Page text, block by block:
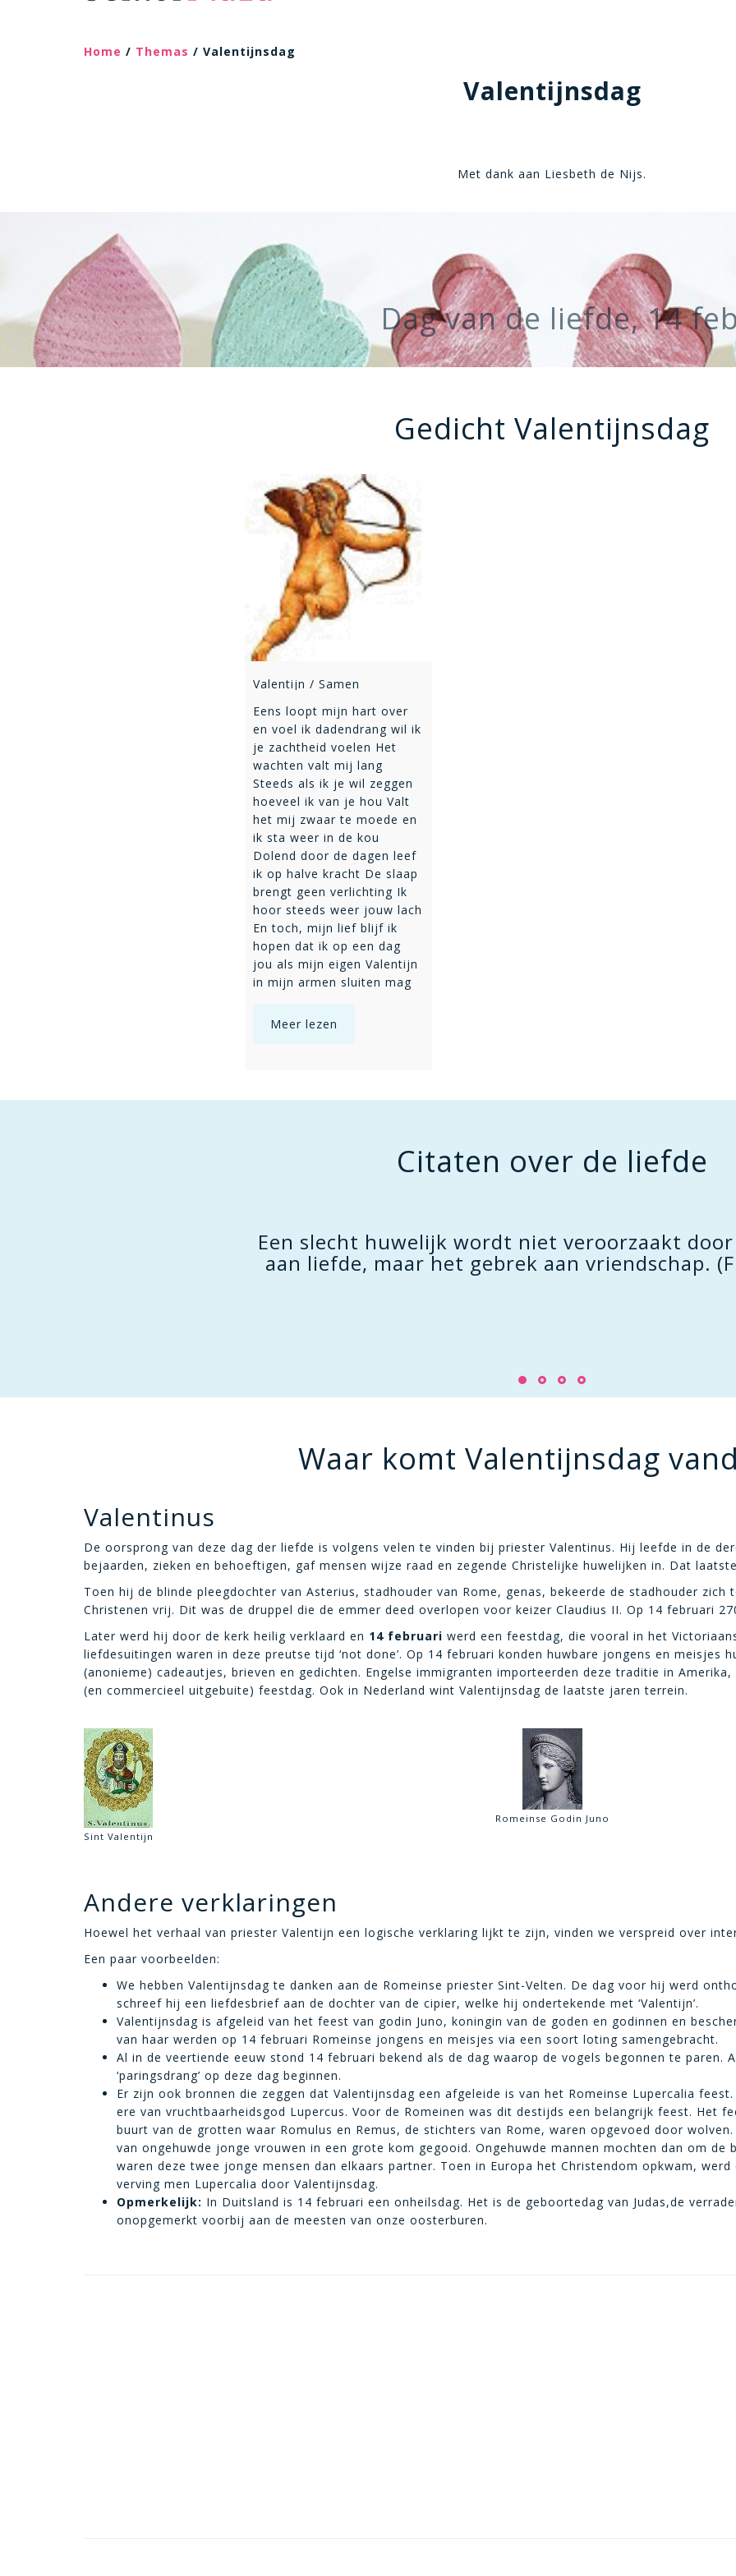
Home / Themas / Valentijnsdag
Valentijnsdag
Met dank aan Liesbeth de Nijs.
Dag van de liefde, 14
Gedicht Valentijnsdag
Valentijn / Samen
Eens loopt mijn hart over
en voel ik dadendrang wil ik
je zachtheid voelen Het
wachten valt mij lang
Steeds als ik je wil zeggen
hoeveel ik van je hou Valt
het mij zwaar te moede en
ik sta weer in de kou
Dolend door de dagen leef
ik op halve kracht De slaap
brengt geen verlichting Ik
hoor steeds weer jouw lach
En toch, mijn lief blijf ik
hopen dat ik op een dag
jou als mijn eigen Valentijn
in mijn armen sluiten mag
Meer lezen
Citaten over de liefde
Een slecht huwelijk wordt niet veroorzaakt
aan liefde, maar het gebrek aan vriendschap.
Waar komt Valentijnsdag
Valentinus
De oorsprong van deze dag der liefde is volgens velen te vinden bij priester Valentinus. Hij leefde in de
bejaarden, zieken en behoeftigen, gaf mensen wijze raad en zegende Christelijke huwelijken in. Dat
Toen hij de blinde pleegdochter van Asterius, stadhouder van Rome, genas, bekeerde de stadhouder
Christenen vrij. Dit was de druppel die de emmer deed overlopen voor keizer Claudius II. Op 14 februari
Later werd hij door de kerk heilig verklaard en 14 februari werd een feestdag, die vooral in het
liefdesuitingen waren in deze preutse tijd ‘not done’. Op 14 februari konden huwbare jongens en meisjes
(anonieme) cadeautjes, brieven en gedichten. Engelse immigranten importeerden deze traditie in
(en commercieel uitgebuite) feestdag. Ook in Nederland wint Valentijnsdag de laatste jaren terrein.
Sint Valentijn
Romeinse Godin Juno
Andere verklaringen
Hoewel het verhaal van priester Valentijn een logische verklaring lijkt te zijn, vinden we verspreid over
Een paar voorbeelden:
We hebben Valentijnsdag te danken aan de Romeinse priester Sint-Velten. De dag voor hij werd
schreef hij een liefdesbrief aan de dochter van de cipier, welke hij ondertekende met ‘Valentijn’.
Valentijnsdag is afgeleid van het feest van godin Juno, koningin van de goden en godinnen en
van haar werden op 14 februari Romeinse jongens en meisjes via een soort loting samengebracht.
Al in de veertiende eeuw stond 14 februari bekend als de dag waarop de vogels begonnen te paren.
‘paringsdrang’ op deze dag beginnen.
Er zijn ook bronnen die zeggen dat Valentijnsdag een afgeleide is van het Romeinse Lupercalia
ere van vruchtbaarheidsgod Lupercus. Voor de Romeinen was dit destijds een belangrijk feest. Het
buurt van de grotten waar Romulus en Remus, de stichters van Rome, waren opgevoed door
van ongehuwde jonge vrouwen in een grote kom gegooid. Ongehuwde mannen mochten dan om
waren deze twee jonge mensen dan elkaars partner. Toen in Europa het Christendom opkwam,
verving men Lupercalia door Valentijnsdag.
Opmerkelijk: In Duitsland is 14 februari een onheilsdag. Het is de geboortedag van Judas,de
onopgemerkt voorbij aan de meesten van onze oosterburen.